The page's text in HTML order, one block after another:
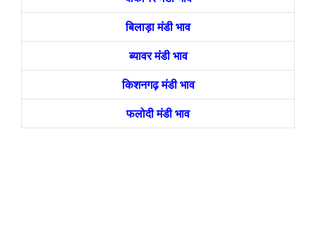
बिलाड़ा मंडी भाव
ब्यावर मंडी भाव
किशनगढ़ मंडी भाव
फलोदी मंडी भाव